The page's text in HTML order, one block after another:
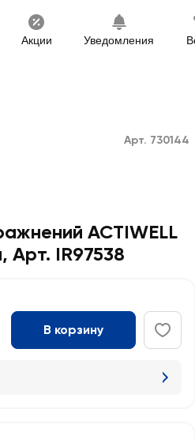
Акции Уведомления
Арт. 730144
ACTIWELL
Арт. IR97538
В корзину